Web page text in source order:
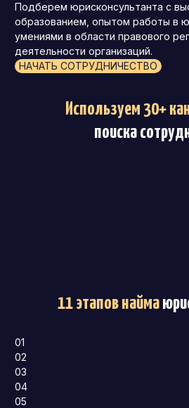
Подберем юрисконсультанта с
образованием, опытом работы в
умениями в области правового
деятельности организаций.
НАЧАТЬ СОТРУДНИЧЕСТВО
Используем 30+
поиска
11 этапов найма
01
02
03
04
05